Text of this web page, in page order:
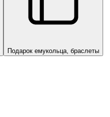
Подарок емукольца, браслеты